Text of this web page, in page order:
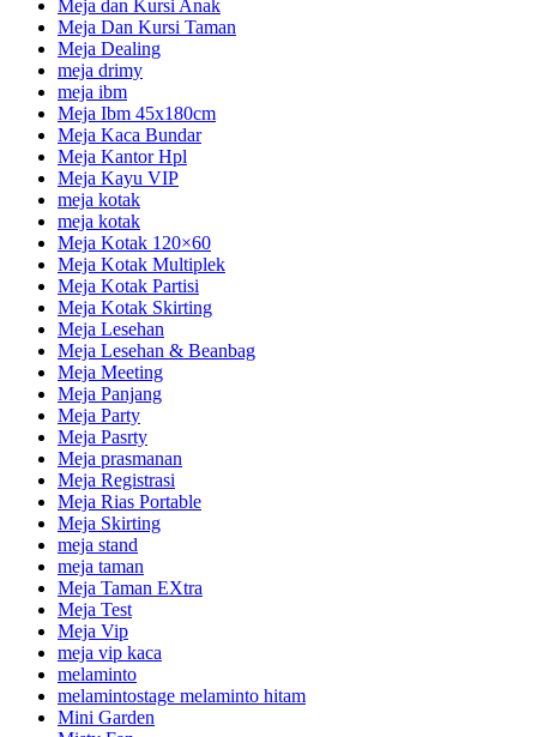
Meja dan Kursi Anak
Meja Dan Kursi Taman
Meja Dealing
meja drimy
meja ibm
Meja Ibm 45x180cm
Meja Kaca Bundar
Meja Kantor Hpl
Meja Kayu VIP
meja kotak
meja kotak
Meja Kotak 120×60
Meja Kotak Multiplek
Meja Kotak Partisi
Meja Kotak Skirting
Meja Lesehan
Meja Lesehan & Beanbag
Meja Meeting
Meja Panjang
Meja Party
Meja Pasrty
Meja prasmanan
Meja Registrasi
Meja Rias Portable
Meja Skirting
meja stand
meja taman
Meja Taman EXtra
Meja Test
Meja Vip
meja vip kaca
melaminto
melamintostage melaminto hitam
Mini Garden